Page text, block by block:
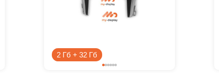
2 Гб + 32 Гб